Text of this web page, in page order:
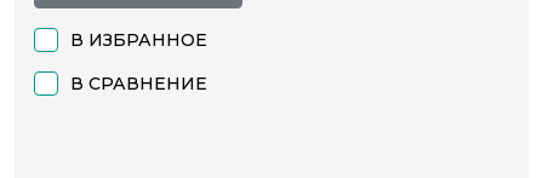
В ИЗБРАННОЕ
В СРАВНЕНИЕ